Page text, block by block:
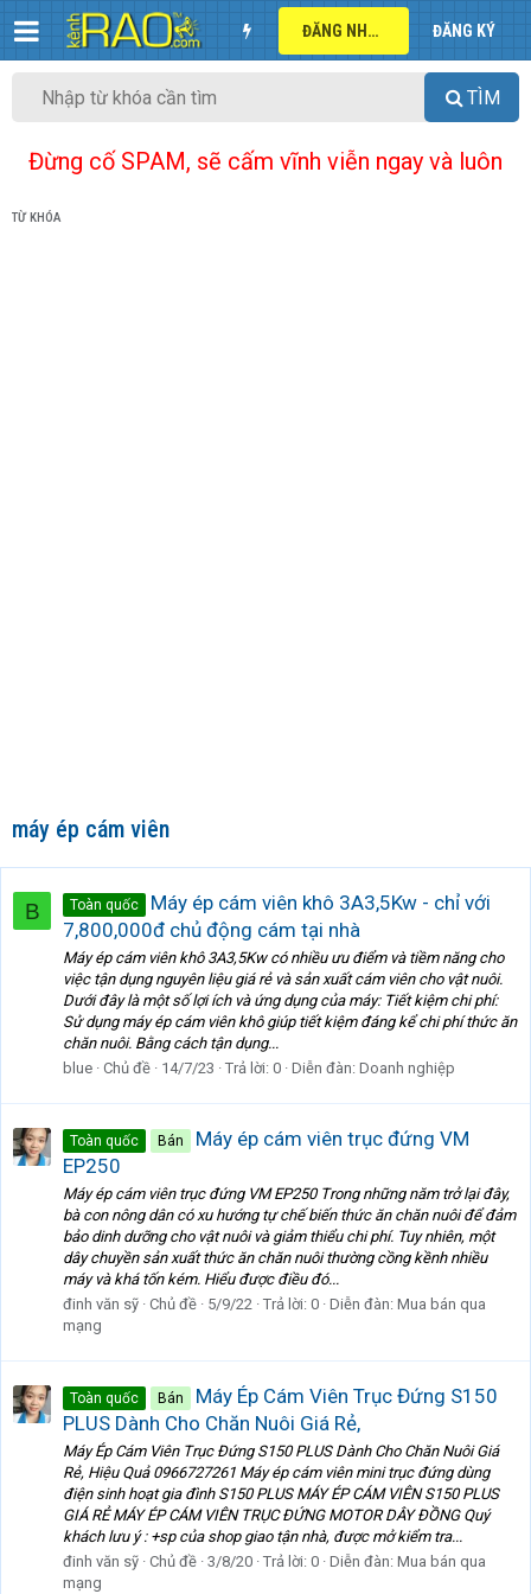
ĐĂNG NHẬP ĐĂNG KÝ
TÌM
Đừng cố SPAM, sẽ cấm vĩnh viễn ngay và luôn
TỪ KHÓA
máy ép cám viên
B Toàn quốc
Máy ép cám viên khô 3A3,5Kw - chỉ với
7,800,000đ chủ động cám tại nhà
Máy ép cám viên khô 3A3,5Kw có nhiều ưu điểm và tiềm năng cho
việc tận dụng nguyên liệu giá rẻ và sản xuất cám viên cho vật nuôi.
Dưới đây là một số lợi ích và ứng dụng của máy: Tiết kiệm chi phí:
Sử dụng máy ép cám viên khô giúp tiết kiệm đáng kể chi phí thức ăn
chăn nuôi. Bằng cách tận dụng...
blue Chủ đề 14/7/23 Trả lời: 0 Diễn đàn: Doanh nghiệp
Toàn quốc Bán
Máy ép cám viên trục đứng VM
EP250
Máy ép cám viên trục đứng VM EP250 Trong những năm trở lại đây,
bà con nông dân có xu hướng tự chế biến thức ăn chăn nuôi để đảm
bảo dinh dưỡng cho vật nuôi và giảm thiểu chi phí. Tuy nhiên, một
dây chuyền sản xuất thức ăn chăn nuôi thường cồng kềnh nhiều
máy và khá tốn kém. Hiểu được điều đó...
đinh văn sỹ Chủ đề 5/9/22 Trả lời: 0 Diễn đàn: Mua bán qua
mạng
Toàn quốc Bán
Máy Ép Cám Viên Trục Đứng S150
PLUS Dành Cho Chăn Nuôi Giá Rẻ,
Máy Ép Cám Viên Trục Đứng S150 PLUS Dành Cho Chăn Nuôi Giá
Rẻ, Hiệu Quả 0966727261 Máy ép cám viên mini trục đứng dùng
điện sinh hoạt gia đình S150 PLUS MÁY ÉP CÁM VIÊN S150 PLUS
GIÁ RẺ MÁY ÉP CÁM VIÊN TRỤC ĐỨNG MOTOR DÂY ĐỒNG Quý
khách lưu ý : +sp của shop giao tận nhà, được mở kiểm tra...
đinh văn sỹ Chủ đề 3/8/20 Trả lời: 0 Diễn đàn: Mua bán qua
mạng